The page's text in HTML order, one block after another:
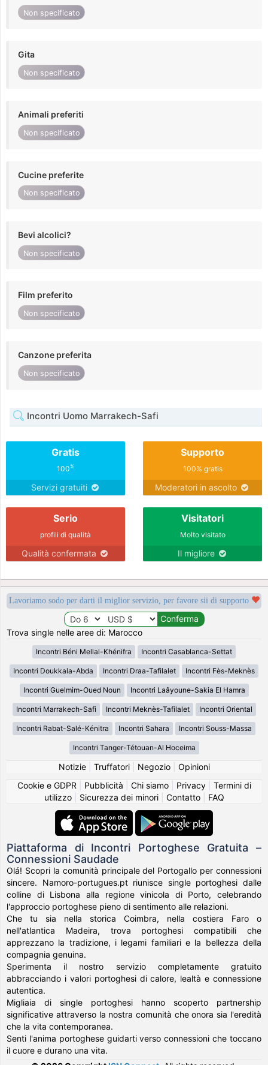
Non specificato
Gita
Non specificato
Animali preferiti
Non specificato
Cucine preferite
Non specificato
Bevi alcolici?
Non specificato
Film preferito
Non specificato
Canzone preferita
Non specificato
Incontri Uomo Marrakech-Safi
Gratis
100%
Servizi gratuiti
Supporto
100% gratis
Moderatori in ascolto
Serio
profili di qualità
Qualità confermata
Visitatori
Molto visitato
Il migliore
Lavoriamo sodo per darti il miglior servizio, per favore sii di supporto
Trova single nelle aree di: Marocco
Incontri Béni Mellal-Khénifra Incontri Casablanca-Settat
Incontri Doukkala-Abda Incontri Draa-Tafilalet Incontri Fès-Meknès
Incontri Guelmim-Oued Noun Incontri Laâyoune-Sakia El Hamra
Incontri Marrakech-Safi Incontri Meknès-Tafilalet Incontri Oriental
Incontri Rabat-Salé-Kénitra Incontri Sahara Incontri Souss-Massa
Incontri Tanger-Tétouan-Al Hoceima
Notizie| Truffatori| Negozio| Opinioni
Cookie e GDPR
Pubblicità Chi siamo| Privacy| Termini di
utilizzo| Sicurezza dei minori| Contatto| FAQ
Piattaforma di Incontri Portoghese Gratuita –
Connessioni Saudade
Olá! Scopri la comunità principale del Portogallo per connessioni
sincere. Namoro-portugues.pt riunisce single portoghesi dalle
colline di Lisbona alla regione vinicola di Porto, celebrando
l'approccio portoghese pieno di sentimento alle relazioni.
Che tu sia nella storica Coimbra, nella costiera Faro o
nell'atlantica Madeira, trova portoghesi compatibili che
apprezzano la tradizione, i legami familiari e la bellezza della
compagnia genuina.
Sperimenta il nostro servizio completamente gratuito
abbracciando i valori portoghesi di calore, lealtà e connessione
autentica.
Migliaia di single portoghesi hanno scoperto partnership
significative attraverso la nostra comunità che onora sia l'eredità
che la vita contemporanea.
Senti l'anima portoghese guidarti verso connessioni che toccano
il cuore e durano una vita.